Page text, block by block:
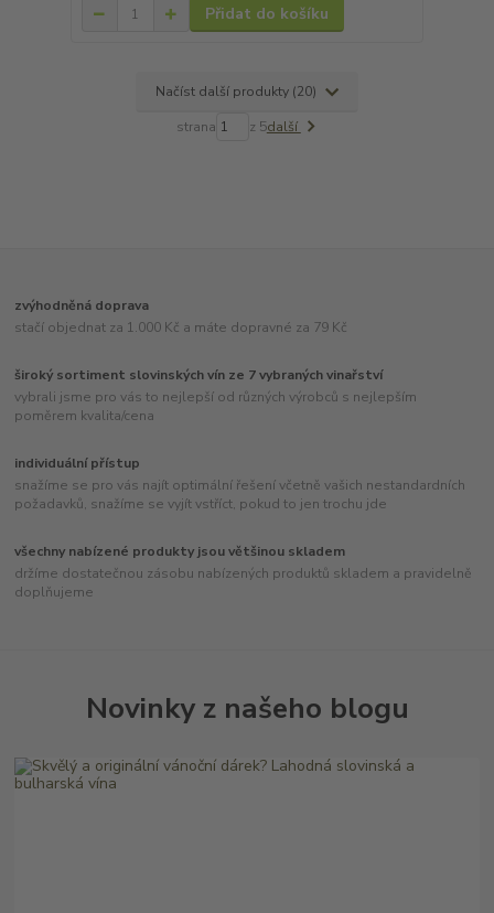
Přidat do košíku
Načíst další produkty (20)
strana z 5další
zvýhodněná doprava
stačí objednat za 1.000 Kč a máte dopravné za 79 Kč
široký sortiment slovinských vín ze 7 vybraných vinařství
vybrali jsme pro vás to nejlepší od různých výrobců s nejlepším
poměrem kvalita/cena
individuální přístup
snažíme se pro vás najít optimální řešení včetně vašich nestandardních
požadavků, snažíme se vyjít vstříct, pokud to jen trochu jde
všechny nabízené produkty jsou většinou skladem
držíme dostatečnou zásobu nabízených produktů skladem a pravidelně
doplňujeme
Novinky z našeho blogu